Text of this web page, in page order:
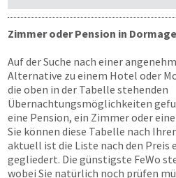
Zimmer oder Pension in
Auf der Suche nach einer
Alternative zu einem Hotel oder
die oben in der Tabelle stehenden
Übernachtungsmöglichkeiten
eine Pension, ein Zimmer oder
Sie können diese Tabelle nach
aktuell ist die Liste nach den Preis
gegliedert. Die günstigste FeWo
wobei Sie natürlich noch prüfen